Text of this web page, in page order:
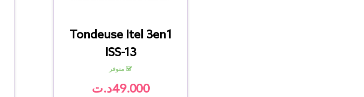
Tondeuse Itel 3en1
ISS-13
متوفر
49.000د.ت